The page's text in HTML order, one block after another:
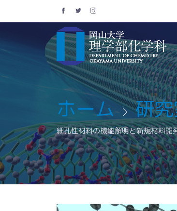
ホーム 研
細孔性材料の機能解明と新規材料開